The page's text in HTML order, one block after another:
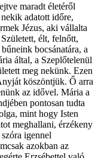
maradt életéről
adatott időre,
Jézus, aki vállalta
élt, felnőtt,
bocsánatára, a
által, a Szeplőtelenül
meg nekünk. Ezen
köszöntjük. Ő arra
az idővel. Mária a
pontosan tudta
mint hogy Isten
meghallani, érzékeny
igennel
azokban az